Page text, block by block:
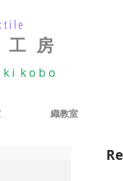
工 房
k i k o b o
織教室